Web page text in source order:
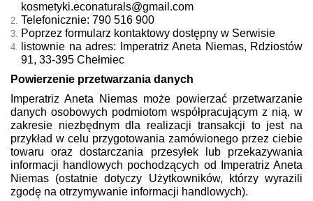
kosmetyki.econaturals@gmail.com
Telefonicznie: 790 516 900
Poprzez formularz kontaktowy dostępny w Serwisie
listownie na adres: Imperatriz Aneta Niemas, Rdziostów
91, 33-395 Chełmiec
Powierzenie przetwarzania danych
Imperatriz Aneta Niemas może powierzać przetwarzanie
danych osobowych podmiotom współpracującym z nią, w
zakresie niezbędnym dla realizacji transakcji to jest na
przykład w celu przygotowania zamówionego przez ciebie
towaru oraz dostarczania przesyłek lub przekazywania
informacji handlowych pochodzących od Imperatriz Aneta
Niemas (ostatnie dotyczy Użytkowników, którzy wyrazili
zgodę na otrzymywanie informacji handlowych).